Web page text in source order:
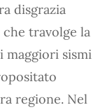
disgrazia
travolge la
maggiori sismi
regione. Nel